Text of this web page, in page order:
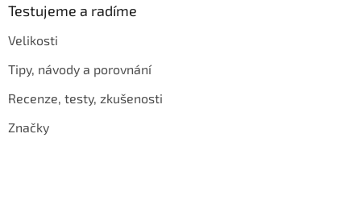
Testujeme a radíme
Velikosti
Tipy, návody a porovnání
Recenze, testy, zkušenosti
Značky